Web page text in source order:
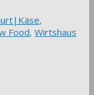
,
Food, Wirtshaus